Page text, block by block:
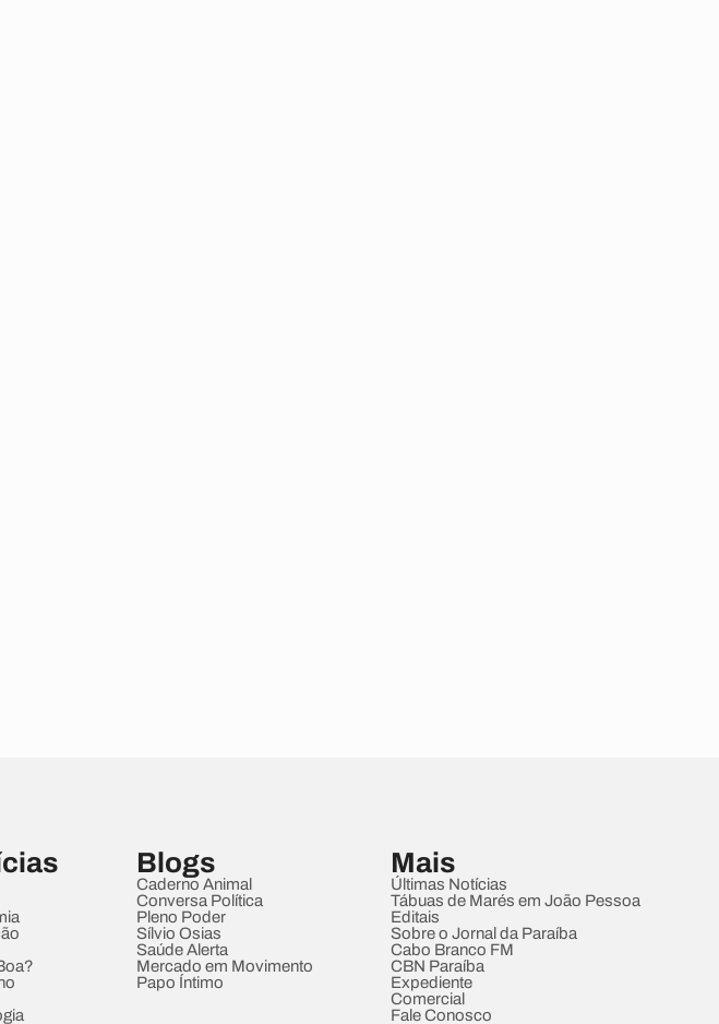
Blogs
Caderno Animal
Conversa Política
Pleno Poder
Sílvio Osias
Saúde Alerta
Mercado em Movimento
Papo Íntimo
Mais
Últimas Notícias
Tábuas de Marés em João Pessoa
Editais
Sobre o Jornal da Paraíba
Cabo Branco FM
CBN Paraíba
Expediente
Comercial
Fale Conosco